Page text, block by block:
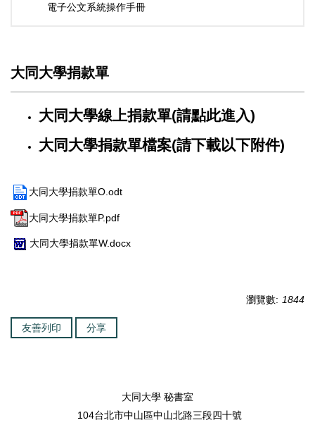
電子公文系統操作手冊
大同大學捐款單
大同大學線上捐款單(請點此進入)
大同大學捐款單檔案(請下載以下附件)
大同大學捐款單O.odt
大同大學捐款單P.pdf
大同大學捐款單W.docx
瀏覽數: 1844
友善列印 分享
大同大學 秘書室
104台北市中山區中山北路三段四十號